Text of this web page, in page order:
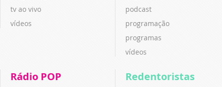
tv ao vivo
vídeos
podcast
programação
programas
vídeos
Rádio POP Redentoristas